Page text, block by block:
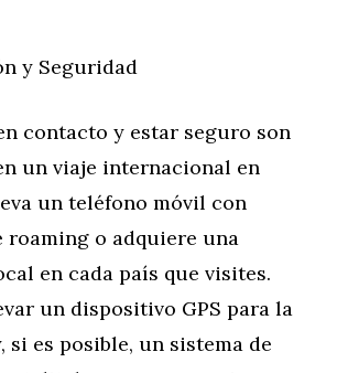
y Seguridad
contacto y estar seguro son
un viaje internacional en
un teléfono móvil con
roaming o adquiere una
en cada país que visites.
un dispositivo GPS para la
si es posible, un sistema de